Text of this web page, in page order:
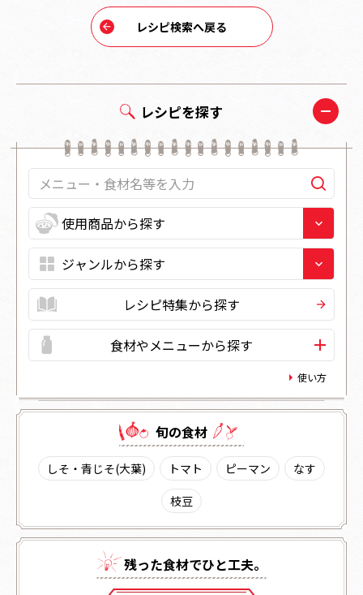
レシピを探す
レシピ特集から探す
食材やメニューから探す
使い方
旬の⾷材
しそ・青じそ(大葉) トマト ピーマン
なす
枝豆
残った⾷材でひと⼯夫。
レシピ検索へ戻る